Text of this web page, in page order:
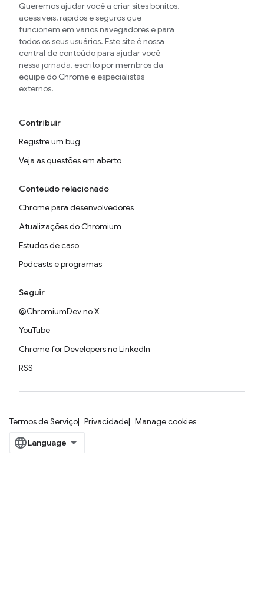
Queremos ajudar você a criar sites bonitos,
acessíveis, rápidos e seguros que
funcionem em vários navegadores e para
todos os seus usuários. Este site é nossa
central de conteúdo para ajudar você
nessa jornada, escrito por membros da
equipe do Chrome e especialistas
externos.
Contribuir
Registre um bug
Veja as questões em aberto
Conteúdo relacionado
Chrome para desenvolvedores
Atualizações do Chromium
Estudos de caso
Podcasts e programas
Seguir
@ChromiumDev no X
YouTube
Chrome for Developers no LinkedIn
RSS
Termos de Serviço Privacidade Manage cookies